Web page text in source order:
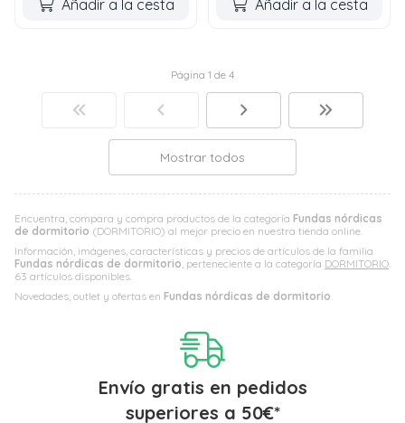
Encuentra, compara y compra productos de la categoría Fundas nórdicas
de dormitorio (DORMITORIO) al mejor precio en nuestra tienda online.
Información, imágenes, características y precios de artículos de la familia
Fundas nórdicas de dormitorio, perteneciente a la categoría DORMITORIO.
63 artículos disponibles.
Novedades, outlet y ofertas en Fundas nórdicas de dormitorio.
Añadir a la cesta Añadir a la cesta
Página 1 de 4
Mostrar todos
Envío gratis en pedidos
superiores a 50€*